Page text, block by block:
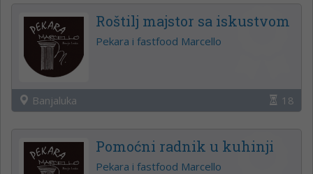
Roštilj majstor sa iskustvom
Pekara i fastfood Marcello
Banjaluka 18
Pomoćni radnik u kuhinji
Pekara i fastfood Marcello